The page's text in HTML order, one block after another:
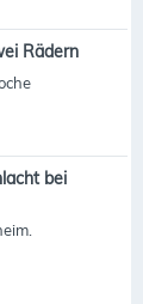
Rädern
bei